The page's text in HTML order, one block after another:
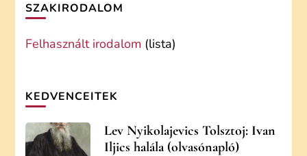
SZAKIRODALOM
Felhasznált irodalom (lista)
KEDVENCEITEK
Lev Nyikolajevics Tolsztoj: Ivan
Iljics halála (olvasónapló)